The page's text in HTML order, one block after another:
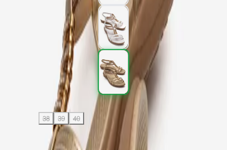
38 39 40 41
SEPETE EKLE